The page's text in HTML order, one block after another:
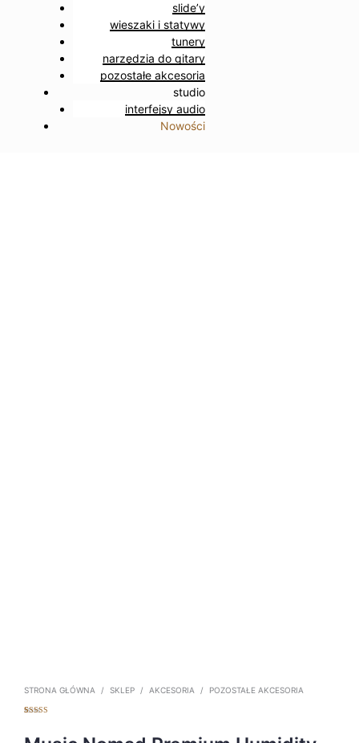
slide’y
wieszaki i statywy
tunery
narzędzia do gitary
pozostałe akcesoria
studio
interfejsy audio
Nowości
STRONA GŁÓWNA / SKLEP / AKCESORIA / POZOSTAŁE AKCESORIA
podstawie